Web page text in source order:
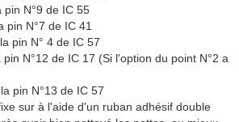
N°9 de IC 55
pin N°7 de IC 41
pin N° 4 de IC 57
N°12 de IC 17 (Si l'option du point N°2 a
pin N°13 de IC 57
sur à l'aide d'un ruban adhésif double